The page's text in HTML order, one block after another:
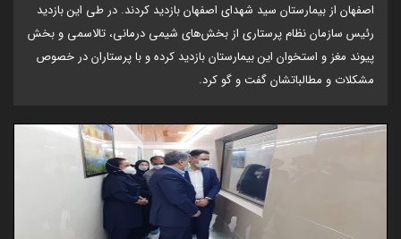
اصفهان از بیمارستان سید شهدای اصفهان بازدید کردند. در طی این بازدید
رئیس سازمان نظام پرستاری از بخش‌های شیمی درمانی، تالاسمی و بخش
پیوند مغز و استخوان این بیمارستان بازدید کرده و با پرستاران در خصوص
مشکلات و مطالباتشان گفت و گو کرد.